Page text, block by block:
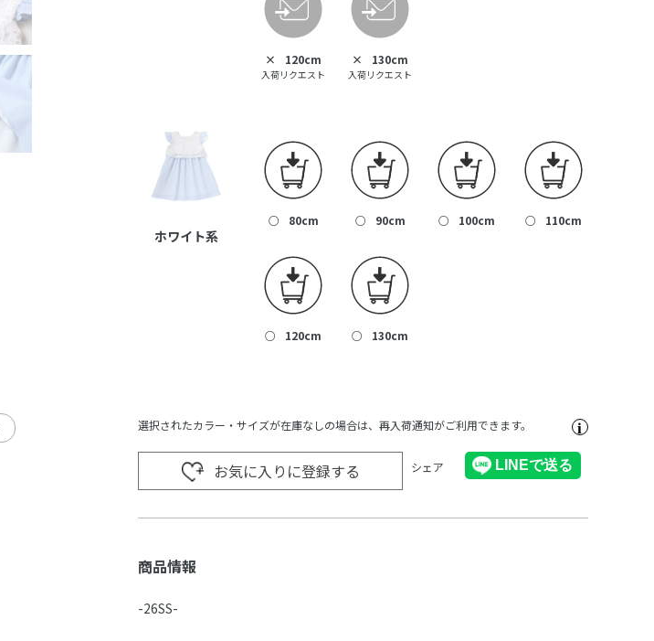
× 120cm
入荷リクエスト
× 130cm
入荷リクエスト
ホワイト系
○ 80cm ○ 90cm ○ 100cm ○ 110cm
○ 120cm ○ 130cm
選択されたカラー・サイズが在庫なしの場合は、再入荷通知がご利用できます。
お気に入りに登録する シェア
商品情報
-26SS-